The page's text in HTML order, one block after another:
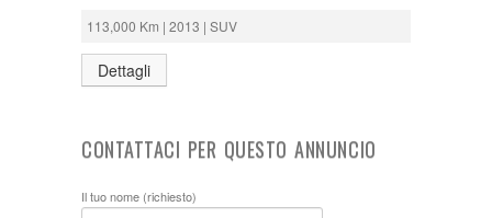
113,000 Km | 2013 | SUV
Dettagli
CONTATTACI PER QUESTO ANNUNCIO
Il tuo nome (richiesto)